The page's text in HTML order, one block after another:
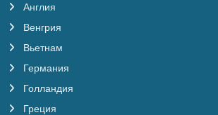
Англия
Венгрия
Вьетнам
Германия
Голландия
Греция